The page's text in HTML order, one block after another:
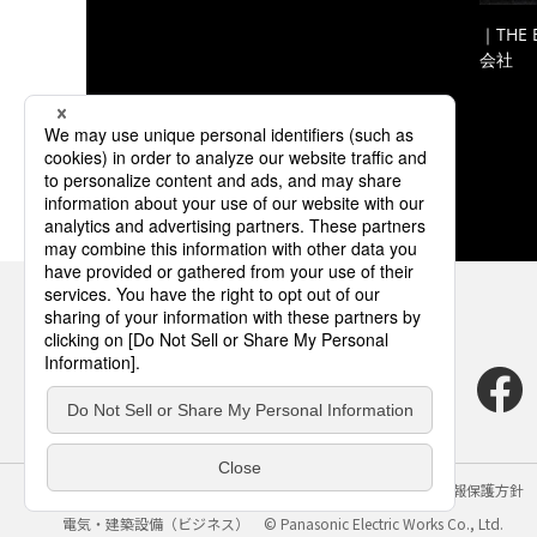
｜
会社
サイトのご利用にあたって クッキーポリシー
個人情報保護方針
電気・建築設備（ビジネス）
© Panasonic Electric Works Co., Ltd.